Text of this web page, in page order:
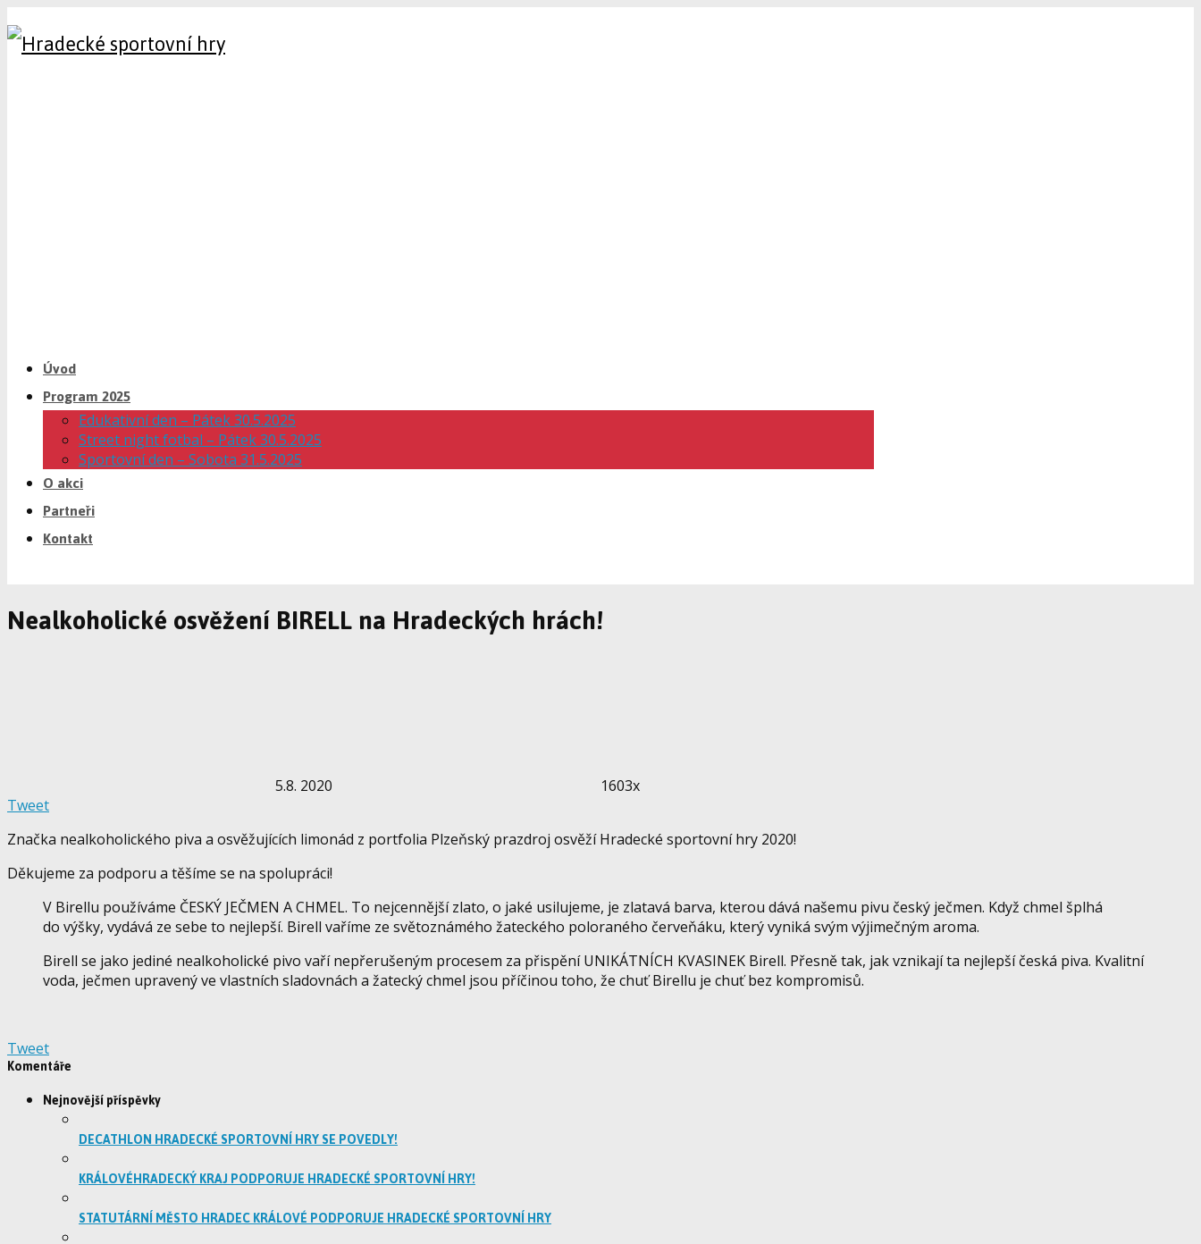
Úvod
Program 2025
Edukativní den – Pátek 30.5.2025
Street night fotbal – Pátek 30.5.2025
Sportovní den – Sobota 31.5.2025
O akci
Partneři
Kontakt
Nealkoholické osvěžení BIRELL na Hradeckých hrách!
5.8. 2020
1603x
Tweet
Značka nealkoholického piva a osvěžujících limonád z portfolia Plzeňský prazdroj osvěží Hradecké sportovní hry 2020!
Děkujeme za podporu a těšíme se na spolupráci!
V Birellu používáme ČESKÝ JEČMEN A CHMEL. To nejcennější zlato, o jaké usilujeme, je zlatavá barva, kterou dává našemu pivu český ječmen. Když chmel šplhá
do výšky, vydává ze sebe to nejlepší. Birell vaříme ze světoznámého žateckého poloraného červeňáku, který vyniká svým výjimečným aroma.
Birell se jako jediné nealkoholické pivo vaří nepřerušeným procesem za přispění UNIKÁTNÍCH KVASINEK Birell. Přesně tak, jak vznikají ta nejlepší česká piva. Kvalitní
voda, ječmen upravený ve vlastních sladovnách a žatecký chmel jsou příčinou toho, že chuť Birellu je chuť bez kompromisů.
Tweet
Komentáře
Nejnovější příspěvky
DECATHLON HRADECKÉ SPORTOVNÍ HRY SE POVEDLY!
KRÁLOVÉHRADECKÝ KRAJ PODPORUJE HRADECKÉ SPORTOVNÍ HRY!
STATUTÁRNÍ MĚSTO HRADEC KRÁLOVÉ PODPORUJE HRADECKÉ SPORTOVNÍ HRY